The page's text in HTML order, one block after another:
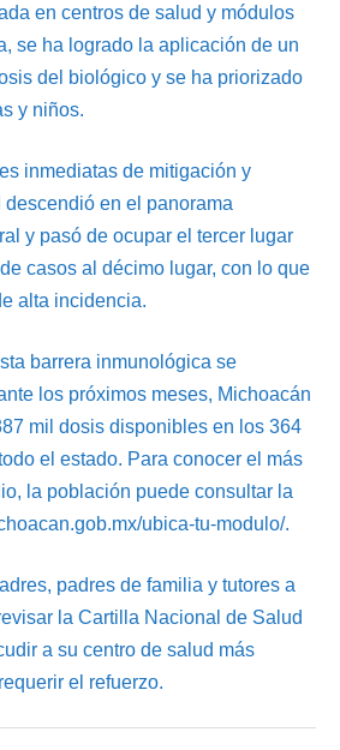
en centros de salud y módulos
se ha logrado la aplicación de un
del biológico y se ha priorizado
y niños.
inmediatas de mitigación y
en el panorama
y pasó de ocupar el tercer lugar
casos al décimo lugar, con lo que
alta incidencia.
barrera inmunológica se
los próximos meses, Michoacán
mil dosis disponibles en los 364
el estado. Para conocer el más
la población puede consultar la
ubica-tu-modulo/.
padres de familia y tutores a
la Cartilla Nacional de Salud
a su centro de salud más
el refuerzo.